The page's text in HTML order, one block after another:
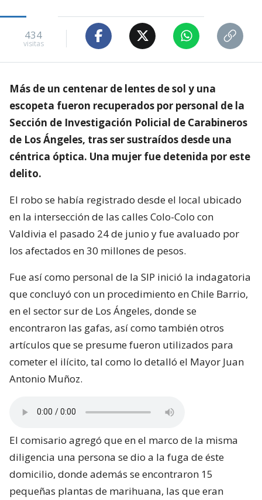
434
visitas
Más de un centenar de lentes de sol y una
escopeta fueron recuperados por personal de la
Sección de Investigación Policial de Carabineros
de Los Ángeles, tras ser sustraídos desde una
céntrica óptica. Una mujer fue detenida por este
delito.
El robo se había registrado desde el local ubicado
en la intersección de las calles Colo-Colo con
Valdivia el pasado 24 de junio y fue avaluado por
los afectados en 30 millones de pesos.
Fue así como personal de la SIP inició la indagatoria
que concluyó con un procedimiento en Chile Barrio,
en el sector sur de Los Ángeles, donde se
encontraron las gafas, así como también otros
artículos que se presume fueron utilizados para
cometer el ilícito, tal como lo detalló el Mayor Juan
Antonio Muñoz.
El comisario agregó que en el marco de la misma
diligencia una persona se dio a la fuga de éste
domicilio, donde además se encontraron 15
pequeñas plantas de marihuana, las que eran